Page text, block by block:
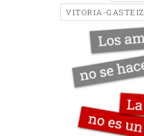
VITORIA-GASTEIZ